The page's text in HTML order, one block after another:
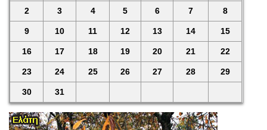
2 3 4 5 6 7 8
9 10 11 12 13 14 15
16 17 18 19 20 21 22
23 24 25 26 27 28 29
30 31